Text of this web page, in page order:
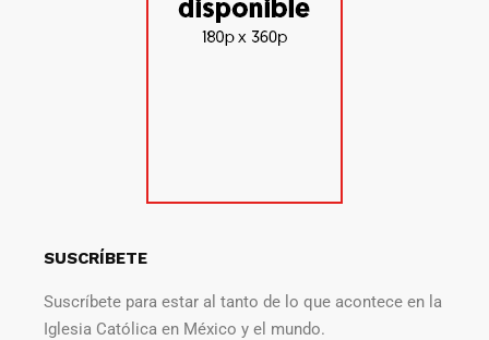
SUSCRÍBETE
Suscríbete para estar al tanto de lo que acontece en la
Iglesia Católica en México y el mundo.